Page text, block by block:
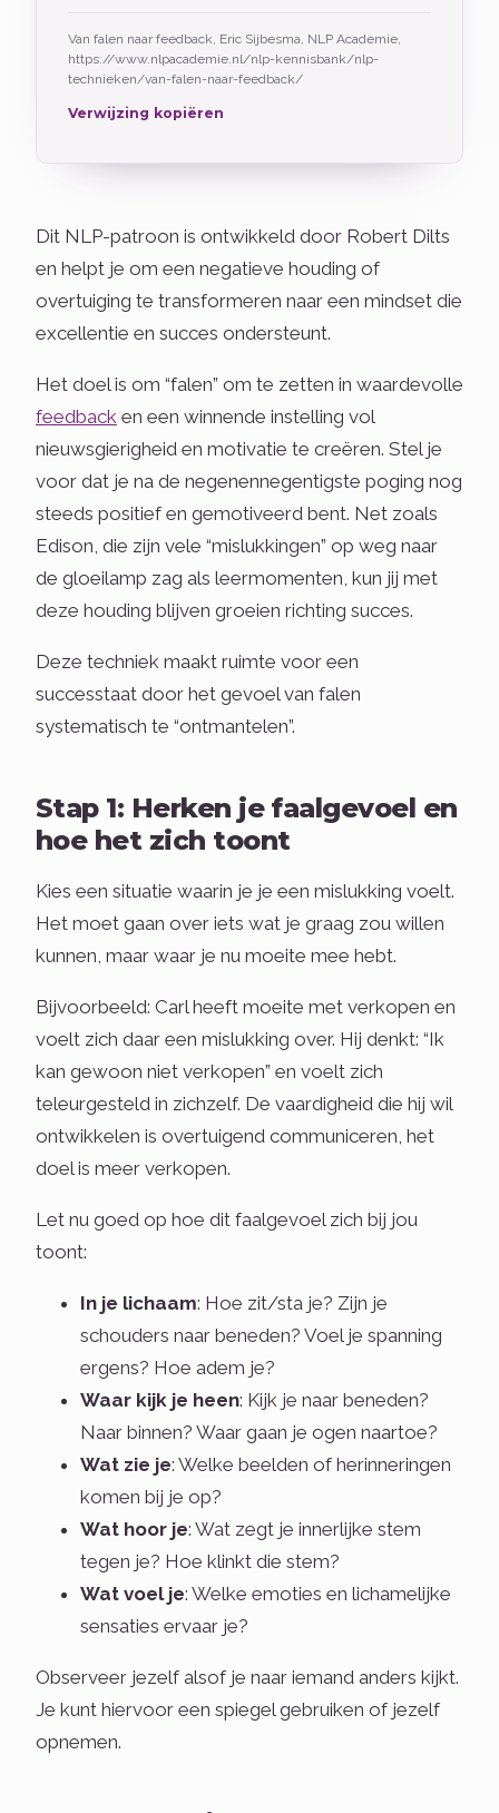
Van falen naar feedback, Eric Sijbesma, NLP Academie,
https://www.nlpacademie.nl/nlp-kennisbank/nlp-
technieken/van-falen-naar-feedback/
Verwijzing kopiëren
Dit NLP-patroon is ontwikkeld door Robert Dilts
en helpt je om een negatieve houding of
overtuiging te transformeren naar een mindset die
excellentie en succes ondersteunt.
Het doel is om “falen” om te zetten in waardevolle
feedback en een winnende instelling vol
nieuwsgierigheid en motivatie te creëren. Stel je
voor dat je na de negenennegentigste poging nog
steeds positief en gemotiveerd bent. Net zoals
Edison, die zijn vele “mislukkingen” op weg naar
de gloeilamp zag als leermomenten, kun jij met
deze houding blijven groeien richting succes.
Deze techniek maakt ruimte voor een
successtaat door het gevoel van falen
systematisch te “ontmantelen”.
Stap 1: Herken je faalgevoel en
hoe het zich toont
Kies een situatie waarin je je een mislukking voelt.
Het moet gaan over iets wat je graag zou willen
kunnen, maar waar je nu moeite mee hebt.
Bijvoorbeeld: Carl heeft moeite met verkopen en
voelt zich daar een mislukking over. Hij denkt: “Ik
kan gewoon niet verkopen” en voelt zich
teleurgesteld in zichzelf. De vaardigheid die hij wil
ontwikkelen is overtuigend communiceren, het
doel is meer verkopen.
Let nu goed op hoe dit faalgevoel zich bij jou
toont:
In je lichaam: Hoe zit/sta je? Zijn je
schouders naar beneden? Voel je spanning
ergens? Hoe adem je?
Waar kijk je heen: Kijk je naar beneden?
Naar binnen? Waar gaan je ogen naartoe?
Wat zie je: Welke beelden of herinneringen
komen bij je op?
Wat hoor je: Wat zegt je innerlijke stem
tegen je? Hoe klinkt die stem?
Wat voel je: Welke emoties en lichamelijke
sensaties ervaar je?
Observeer jezelf alsof je naar iemand anders kijkt.
Je kunt hiervoor een spiegel gebruiken of jezelf
opnemen.